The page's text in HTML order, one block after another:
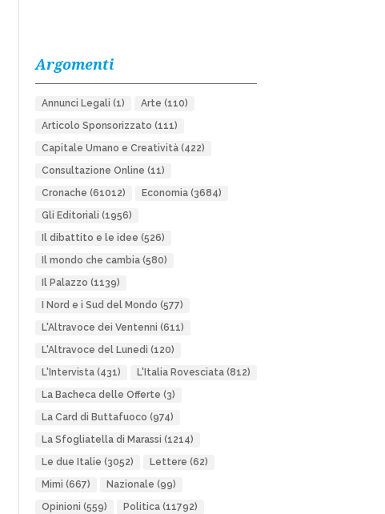
Argomenti
Annunci Legali (1) Arte (110)
Articolo Sponsorizzato (111)
Capitale Umano e Creatività(422)
Consultazione Online (11)
Cronache (61012) Economia(3684)
Gli Editoriali (1956)
Il dibattito e le idee (526)
Il mondo che cambia(580)
Il Palazzo (1139)
I Nord e i Sud del Mondo (577)
L'Altravoce dei Ventenni (611)
L'Altravoce del Lunedì (120)
L'Intervista(431) L'Italia Rovesciata(812)
La Bacheca delle Offerte (3)
La Card di Buttafuoco (974)
La Sfogliatella di Marassi (1214)
Le due Italie (3052) Lettere (62)
Mimì (667) Nazionale (99)
Opinioni (559) Politica(11792)